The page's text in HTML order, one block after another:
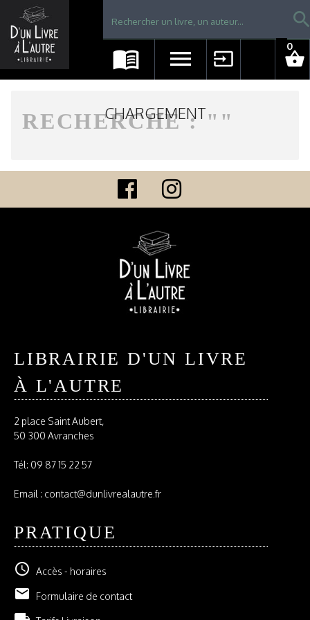
Librairie D'un livre à l'autre - Avranches
menu_book menu input shopping_basket
0
RECHERCHE : " "
CHARGEMENT
LIBRAIRIE D'UN LIVRE
À L'AUTRE
2 place Saint Aubert,
50 300 Avranches
Tél: 09 87 15 22 57
Email : contact@dunlivrealautre.fr
PRATIQUE
schedule Accès - horaires
email Formulaire de contact